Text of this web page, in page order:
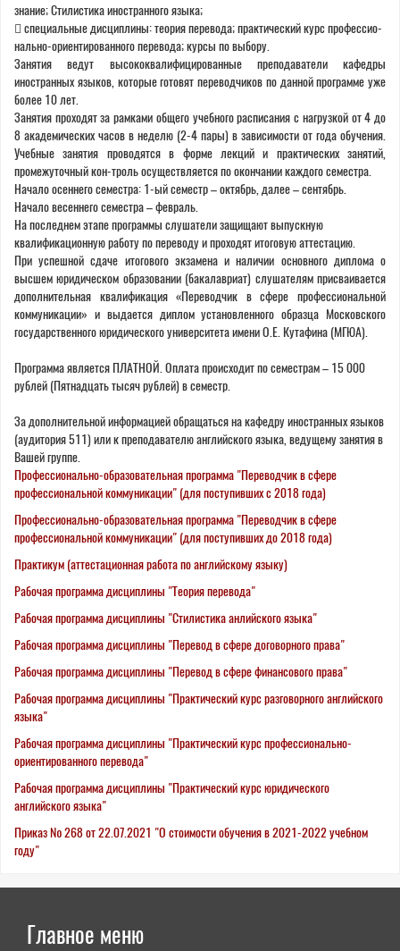
знание; Стилистика иностранного языка;
 специальные дисциплины: теория перевода; практический курс профессио-
нально-ориентированного перевода; курсы по выбору.
Занятия ведут высококвалифицированные преподаватели кафедры
иностранных языков, которые готовят переводчиков по данной программе уже
более 10 лет.
Занятия проходят за рамками общего учебного расписания с нагрузкой от 4 до
8 академических часов в неделю (2-4 пары) в зависимости от года обучения.
Учебные занятия проводятся в форме лекций и практических занятий,
промежуточный кон-троль осуществляется по окончании каждого семестра.
Начало осеннего семестра: 1-ый семестр – октябрь, далее – сентябрь.
Начало весеннего семестра – февраль.
На последнем этапе программы слушатели защищают выпускную
квалификационную работу по переводу и проходят итоговую аттестацию.
При успешной сдаче итогового экзамена и наличии основного диплома о
высшем юридическом образовании (бакалавриат) слушателям присваивается
дополнительная квалификация «Переводчик в сфере профессиональной
коммуникации» и выдается диплом установленного образца Московского
государственного юридического университета имени О.Е. Кутафина (МГЮА).
Программа является ПЛАТНОЙ. Оплата происходит по семестрам – 15 000
рублей (Пятнадцать тысяч рублей) в семестр.
За дополнительной информацией обращаться на кафедру иностранных языков
(аудитория 511) или к преподавателю английского языка, ведущему занятия в
Вашей группе.
Профессионально-образовательная программа "Переводчик в сфере
профессиональной коммуникации" (для поступивших с 2018 года)
Профессионально-образовательная программа "Переводчик в сфере
профессиональной коммуникации" (для поступивших до 2018 года)
Практикум (аттестационная работа по английскому языку)
Рабочая программа дисциплины "Теория перевода"
Рабочая программа дисциплины "Стилистика анлийского языка"
Рабочая программа дисциплины "Перевод в сфере договорного права"
Рабочая программа дисциплины "Перевод в сфере финансового права"
Рабочая программа дисциплины "Практический курс разговорного английского
языка"
Рабочая программа дисциплины "Практический курс профессионально-
ориентированного перевода"
Рабочая программа дисциплины "Практический курс юридического
английского языка"
Приказ № 268 от 22.07.2021 "О стоимости обучения в 2021-2022 учебном
году"
Главное меню